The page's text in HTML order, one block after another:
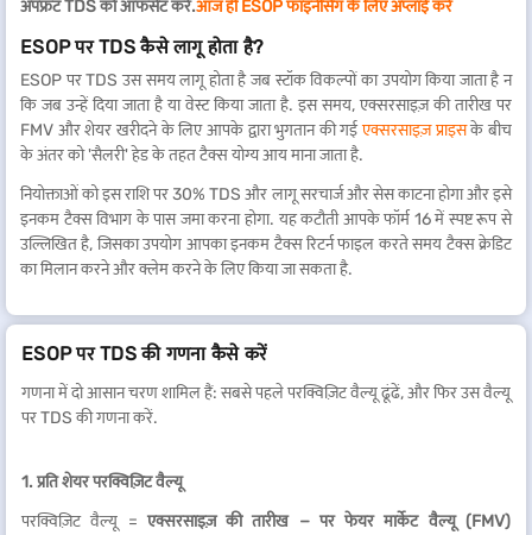
अपफ्रंट TDS को ऑफसेट करें.आज ही ESOP फाइनेंसिंग के लिए अप्लाई करें
ESOP पर TDS कैसे लागू होता है?
ESOP पर TDS उस समय लागू होता है जब स्टॉक विकल्पों का उपयोग किया जाता है न
कि जब उन्हें दिया जाता है या वेस्ट किया जाता है. इस समय, एक्सरसाइज़ की तारीख पर
FMV और शेयर खरीदने के लिए आपके द्वारा भुगतान की गईएक्सरसाइज़ प्राइसके बीच
के अंतर को 'सैलरी' हेड के तहत टैक्स योग्य आय माना जाता है.
नियोक्ताओं को इस राशि पर 30% TDS और लागू सरचार्ज और सेस काटना होगा और इसे
इनकम टैक्स विभाग के पास जमा करना होगा. यह कटौती आपके फॉर्म 16 में स्पष्ट रूप से
उल्लिखित है, जिसका उपयोग आपका इनकम टैक्स रिटर्न फाइल करते समय टैक्स क्रेडिट
का मिलान करने और क्लेम करने के लिए किया जा सकता है.
ESOP पर TDS की गणना कैसे करें
गणना में दो आसान चरण शामिल हैं: सबसे पहले परक्विज़िट वैल्यू ढूंढें, और फिर उस वैल्यू
पर TDS की गणना करें.
1. प्रति शेयर परक्विज़िट वैल्यू
परक्विज़िट वैल्यू = एक्सरसाइज़ की तारीख − पर फेयर मार्केट वैल्यू (FMV)